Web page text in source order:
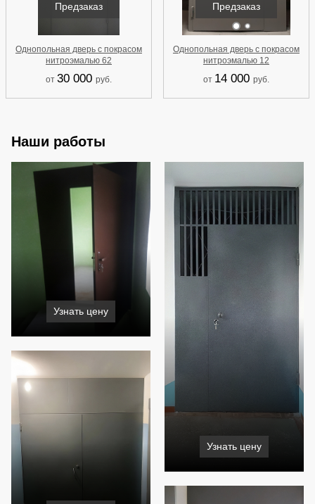
Предзаказ
Однопольная дверь с покрасом
нитроэмалью 62
от 30 000 руб.
Предзаказ
Однопольная дверь с покрасом
нитроэмалью 12
от 14 000 руб.
Наши работы
Узнать цену
Узнать цену